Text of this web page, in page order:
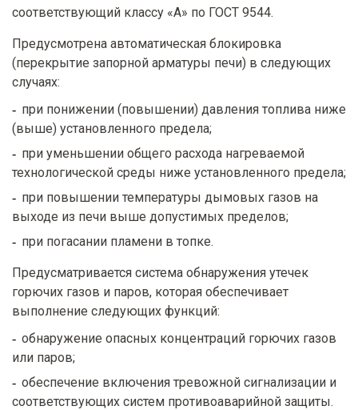
соответствующий классу «А» по ГОСТ 9544.
Предусмотрена автоматическая блокировка
(перекрытие запорной арматуры печи) в следующих
случаях:
при понижении (повышении) давления топлива ниже
(выше) установленного предела;
при уменьшении общего расхода нагреваемой
технологической среды ниже установленного предела;
при повышении температуры дымовых газов на
выходе из печи выше допустимых пределов;
при погасании пламени в топке.
Предусматривается система обнаружения утечек
горючих газов и паров, которая обеспечивает
выполнение следующих функций:
обнаружение опасных концентраций горючих газов
или паров;
обеспечение включения тревожной сигнализации и
соответствующих систем противоаварийной защиты.